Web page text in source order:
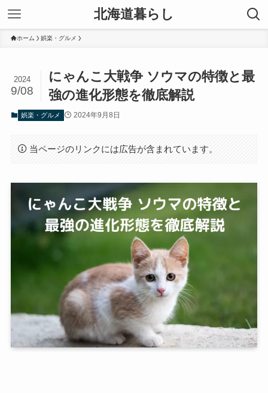
北海道暮らし
ホーム 娯楽・グルメ
にゃんこ大戦争 ソウマの特徴と最
強の進化形態を徹底解説
2024
9/08
娯楽・グルメ 2024年9月8日
当ページのリンクには広告が含まれています。